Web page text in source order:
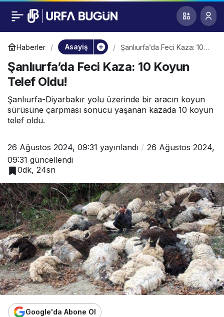
Haberler Asayiş
Şanlıurfa’da Feci Kaza: 10
Şanlıurfa’da Feci Kaza: 10 Koyun
Telef Oldu!
Şanlıurfa-Diyarbakır yolu üzerinde bir aracın koyun
sürüsüne çarpması sonucu yaşanan kazada 10 koyun
telef oldu.
26 Ağustos 2024, 09:31 yayınlandı
26 Ağustos 2024,
09:31 güncellendi
0dk, 24sn
Google'da Abone Ol
Şanlıurfa’da Feci
Kaza: 10 Koyun Telef
Oldu!
0